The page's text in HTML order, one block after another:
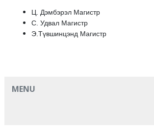
Ц. Дэмбэрэл Магистр
С. Удвал Магистр
Э.Түвшинцэнд Магистр
MENU